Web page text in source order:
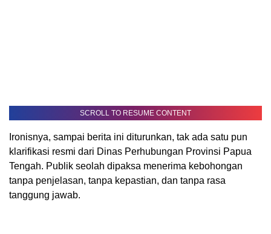
SCROLL TO RESUME CONTENT
Ironisnya, sampai berita ini diturunkan, tak ada satu pun
klarifikasi resmi dari Dinas Perhubungan Provinsi Papua
Tengah. Publik seolah dipaksa menerima kebohongan
tanpa penjelasan, tanpa kepastian, dan tanpa rasa
tanggung jawab.